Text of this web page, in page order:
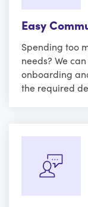
Easy
Spending too
needs? We
onboarding
the required